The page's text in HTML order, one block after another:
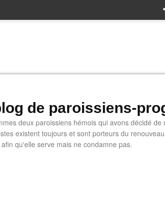
de paroissiens-
deux paroissiens hémois qui avons décidé de
existent toujours et sont porteurs du
qu'elle serve mais ne condamne pas.